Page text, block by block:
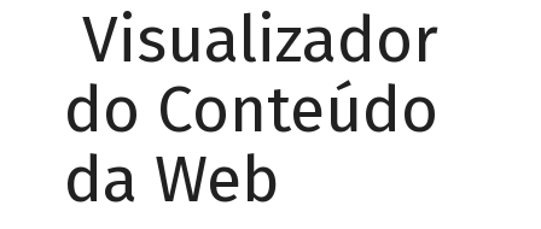
Visualizador
do Conteúdo
da Web